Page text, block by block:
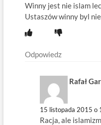
Winny jest nie islam
Ustaszów winny byl
Odpowiedz
Rafał
15 listopada 2015 o
Racja, ale